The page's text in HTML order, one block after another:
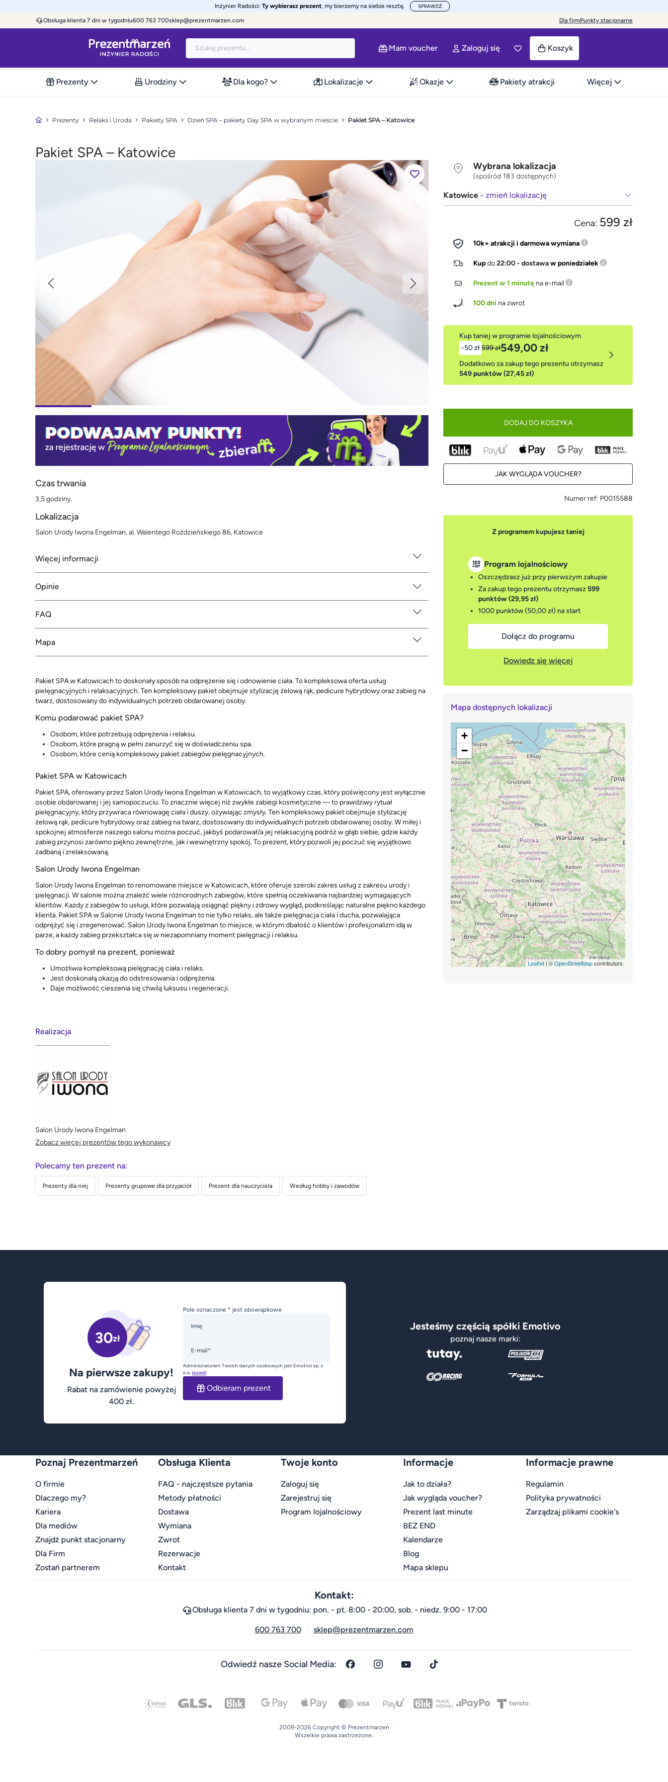
Inżynier Radości: Ty wybierasz prezent, my bierzemy na siebie resztę. SPRAWDŹ
Obsługa klienta 7 dni w tygodniu600 763 700sklep@prezentmarzen.com Dla firmPunkty stacjonarne
Mam voucher Zaloguj się Koszyk
Prezenty Urodziny Dla kogo? Lokalizacje Okazje Pakiety atrakcji Więcej
Prezenty Relaks i Uroda Pakiety SPA Dzień SPA – pakiety Day SPA w wybranym mieście Pakiet SPA – Katowice
Pakiet SPA – Katowice
Czas trwania
3,5 godziny.
Lokalizacja
Salon Urody Iwona Engelman, al. Walentego Roździeńskiego 86, Katowice
Więcej informacji
Opinie
FAQ
Mapa
Pakiet SPA w Katowicach to doskonały sposób na odprężenie się i odnowienie ciała. To kompleksowa oferta usług
pielęgnacyjnych i relaksacyjnych. Ten kompleksowy pakiet obejmuje stylizację żelową rąk, pedicure hybrydowy oraz zabieg na
twarz, dostosowany do indywidualnych potrzeb obdarowanej osoby.
Komu podarować pakiet SPA?
Osobom, które potrzebują odprężenia i relaksu.
Osobom, które pragną w pełni zanurzyć się w doświadczeniu spa.
Osobom, które cenią kompleksowy pakiet zabiegów pielęgnacyjnych.
Pakiet SPA w Katowicach
Pakiet SPA, oferowany przez Salon Urody Iwona Engelman w Katowicach, to wyjątkowy czas, który poświęcony jest wyłącznie
osobie obdarowanej i jej samopoczuciu. To znacznie więcej niż zwykłe zabiegi kosmetyczne — to prawdziwy rytuał
pielęgnacyjny, który przywraca równowagę ciała i duszy, ożywiając zmysły. Ten kompleksowy pakiet obejmuje stylizację
żelową rąk, pedicure hybrydowy oraz zabieg na twarz, dostosowany do indywidualnych potrzeb obdarowanej osoby. W miłej i
spokojnej atmosferze naszego salonu można poczuć, jakbyś podarował/a jej relaksacyjną podróż w głąb siebie, gdzie każdy
zabieg przynosi zarówno piękno zewnętrzne, jak i wewnętrzny spokój. To prezent, który pozwoli jej poczuć się wyjątkowo
zadbaną i zrelaksowaną.
Salon Urody Iwona Engelman
Salon Urody Iwona Engelman to renomowane miejsce w Katowicach, które oferuje szeroki zakres usług z zakresu urody i
pielęgnacji. W salonie można znaleźć wiele różnorodnych zabiegów, które spełnią oczekiwania najbardziej wymagających
klientów. Każdy z zabiegów to usługi, które pozwalają osiągnąć piękny i zdrowy wygląd, podkreślając naturalne piękno każdego
klienta. Pakiet SPA w Salonie Urody Iwona Engelman to nie tylko relaks, ale także pielęgnacja ciała i ducha, pozwalająca
odprężyć się i zregenerować. Salon Urody Iwona Engelman to miejsce, w którym dbałość o klientów i profesjonalizm idą w
parze, a każdy zabieg przekształca się w niezapomniany moment pielęgnacji i relaksu.
To dobry pomysł na prezent, ponieważ
Umożliwia kompleksową pielęgnację ciała i relaks.
Jest doskonałą okazją do odstresowania i odprężenia.
Daje możliwość cieszenia się chwilą luksusu i regeneracji.
Realizacja
Salon Urody Iwona Engelman
Zobacz więcej prezentów tego wykonawcy
Polecamy ten prezent na:
Prezenty dla niej Prezenty grupowe dla przyjaciół Prezent dla nauczyciela Według hobby i zawodów
Wybrana lokalizacja
(spośród 183 dostępnych)
Katowice - zmień lokalizację
Cena: 599 zł
10k+ atrakcji i darmowa wymiana
Kupdo22:00 - dostawaw poniedziałek
Prezent w 1 minutę na e-mail
100 dni na zwrot
Kup taniej w programie lojalnościowym
-50 zł 599 zł549,00 zł
Dodatkowo za zakup tego prezentu otrzymasz
549 punktów (27,45 zł)
DODAJ DO KOSZYKA
JAK WYGLĄDA VOUCHER?
Numer ref: P0015588
Z programem kupujesz taniej
Program lojalnościowy
Oszczędzasz już przy pierwszym zakupie
Za zakup tego prezentu otrzymasz599
punktów (29,95 zł)
1000 punktów (50,00 zł) na start
Dołącz do programu
Dowiedz się więcej
Mapa dostępnych lokalizacji
+
−
Leaflet| ©OpenStreetMapcontributors
30zł
Na pierwsze zakupy!
Rabat na zamówienie powyżej
400 zł.
Pole oznaczone * jest obowiązkowe
Imię
E-mail*
Administratorem Twoich danych osobowych jest Emotivo sp. z
o.o.rozwiń
Odbieram prezent
Jesteśmy częścią spółki Emotivo
poznaj nasze marki:
Poznaj Prezentmarzeń
O firmie
Dlaczego my?
Kariera
Dla mediów
Znajdź punkt stacjonarny
Dla Firm
Zostań partnerem
Obsługa Klienta
FAQ - najczęstsze pytania
Metody płatności
Dostawa
Wymiana
Zwrot
Rezerwacje
Kontakt
Twoje konto
Zaloguj się
Zarejestruj się
Program lojalnościowy
Informacje
Jak to działa?
Jak wygląda voucher?
Prezent last minute
BEZ END
Kalendarze
Blog
Mapa sklepu
Informacje prawne
Regulamin
Polityka prywatności
Zarządzaj plikami cookie's
Kontakt:
Obsługa klienta 7 dni w tygodniu: pon. - pt. 8:00 - 20:00, sob. - niedz. 9:00 - 17:00
600 763 700 sklep@prezentmarzen.com
Odwiedź nasze Social Media:
2009-2026 Copyright © Prezentmarzeń
Wszelkie prawa zastrzeżone.